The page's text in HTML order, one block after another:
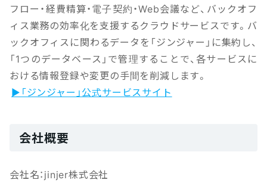
フロー・経費精算・電子契約・Web会議など、バックオフ
ィス業務の効率化を支援するクラウドサービスです。バ
ックオフィスに関わるデータを「ジンジャー」に集約し、
「1つのデータベース」で管理することで、各サービスに
おける情報登録や変更の手間を削減します。
▶「ジンジャー」公式サービスサイト
会社概要
会社名：jinjer株式会社